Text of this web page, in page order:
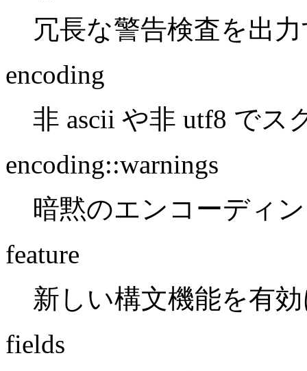
冗長な警告検査を出
encoding
非 ascii や非 utf8 で
encoding::warnings
暗黙のエンコーディ
feature
新しい構文機能を有
fields